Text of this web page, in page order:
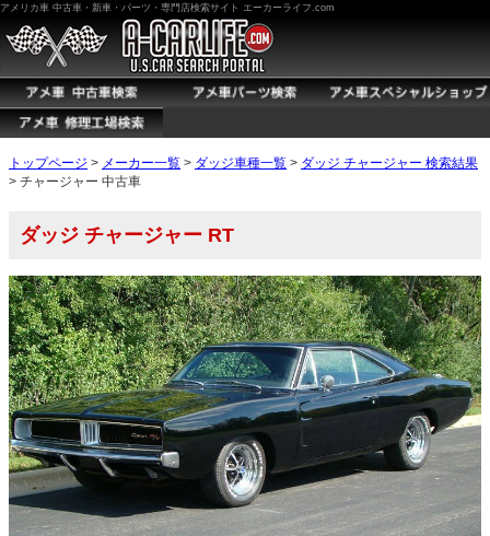
アメリカ車 中古車・新車・パーツ・専門店検索サイト エーカーライフ.com
トップページ > メーカー一覧 > ダッジ車種一覧 > ダッジ チャージャー 検索結果
> チャージャー 中古車
ダッジ チャージャー RT